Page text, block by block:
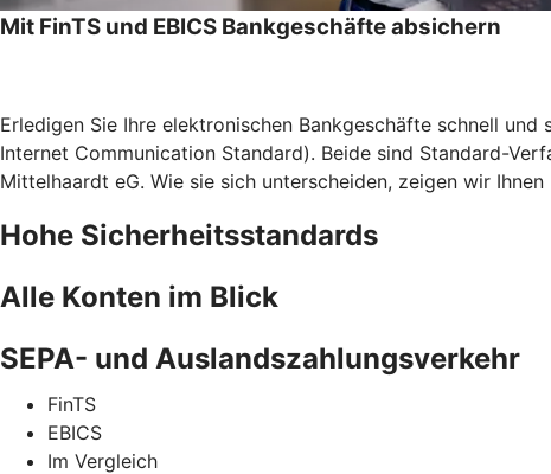
Mit FinTS und EBICS Bankgeschäfte absichern
Erledigen Sie Ihre elektronischen Bankgeschäfte schnell
Internet Communication Standard). Beide sind Standard-
Mittelhaardt eG. Wie sie sich unterscheiden, zeigen wir Ihnen
Hohe Sicherheitsstandards
Alle Konten im Blick
SEPA- und Auslandszahlungsverkehr
FinTS
EBICS
Im Vergleich